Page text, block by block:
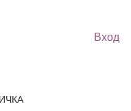
Вход